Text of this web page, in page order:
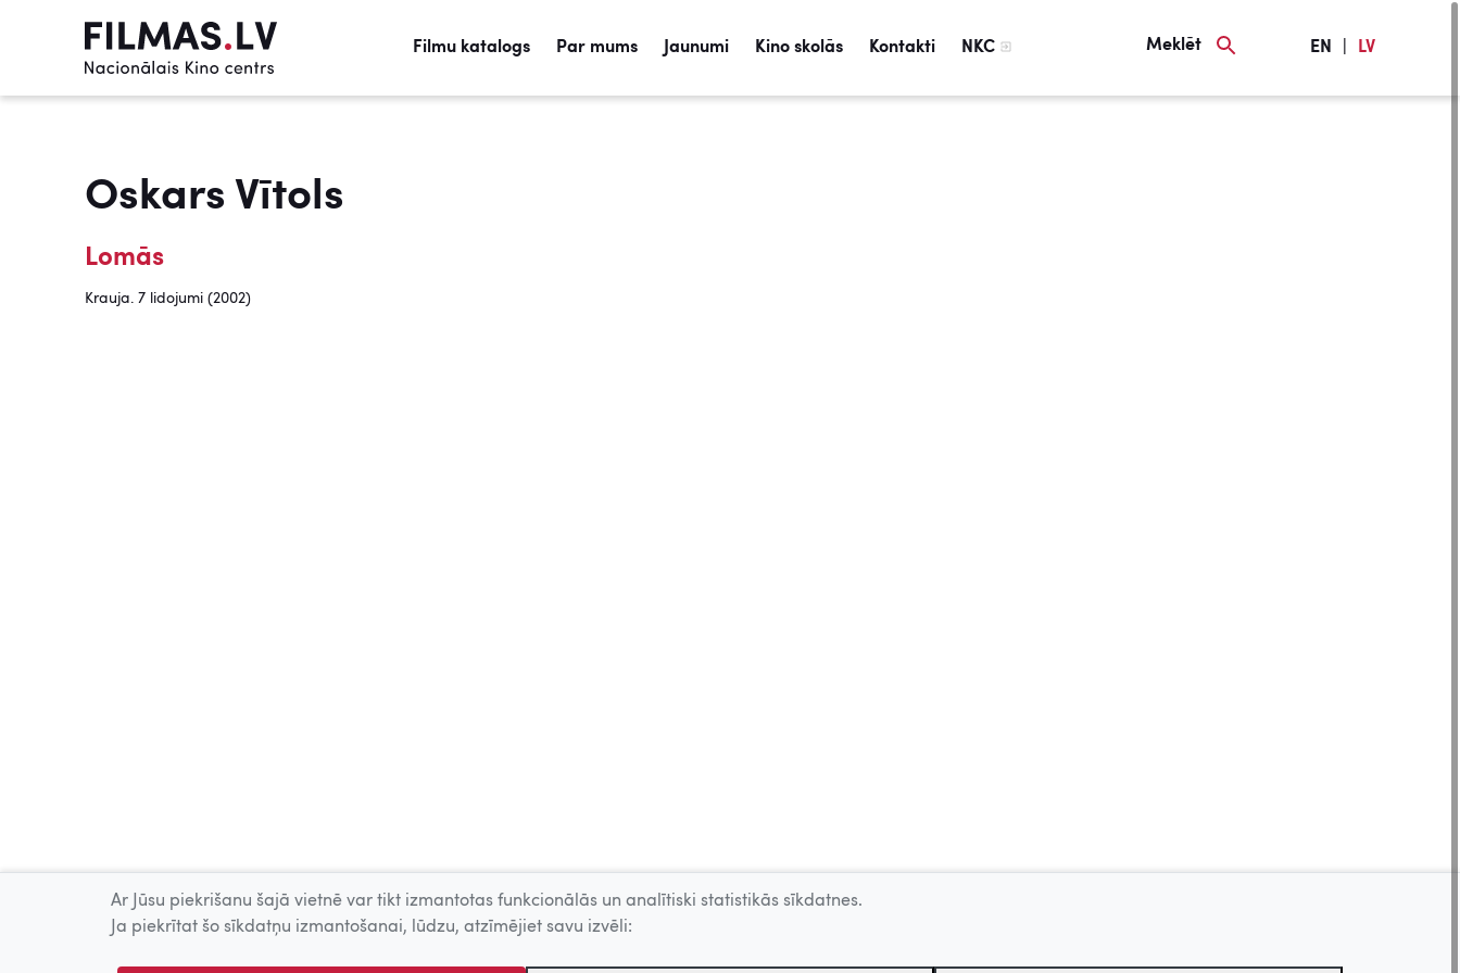
Filmu katalogs Par mums Jaunumi Kino skolās Kontakti NKC Meklēt EN LV
Oskars Vītols
Lomās
Krauja. 7 lidojumi (2002)
Ar Jūsu piekrišanu šajā vietnē var tikt izmantotas funkcionālās un analītiski statistikās sīkdatnes.
Ja piekrītat šo sīkdatņu izmantošanai, lūdzu, atzīmējiet savu izvēli: